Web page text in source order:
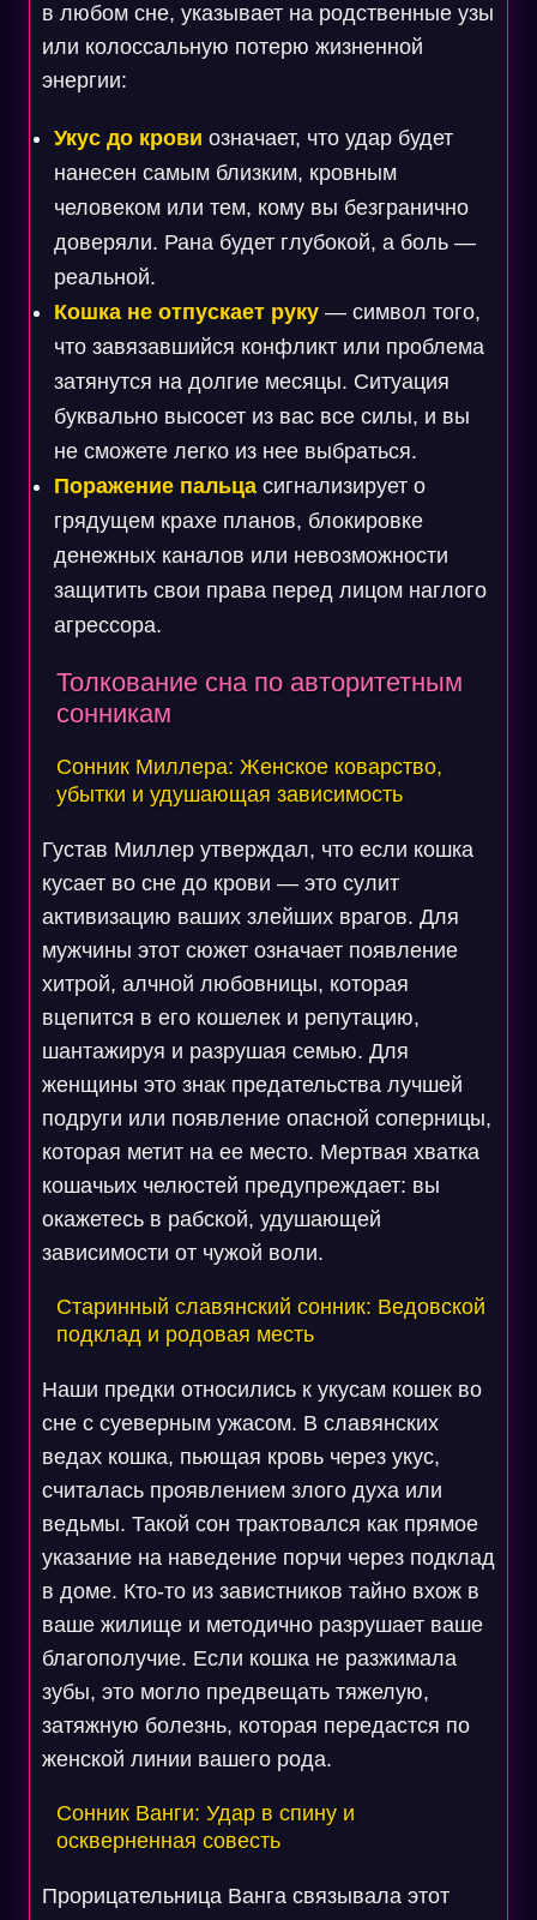
в любом сне, указывает на родственные узы
или колоссальную потерю жизненной
энергии:
Укус до крови означает, что удар будет
нанесен самым близким, кровным
человеком или тем, кому вы безгранично
доверяли. Рана будет глубокой, а боль —
реальной.
Кошка не отпускает руку— символ того,
что завязавшийся конфликт или проблема
затянутся на долгие месяцы. Ситуация
буквально высосет из вас все силы, и вы
не сможете легко из нее выбраться.
Поражение пальцасигнализирует о
грядущем крахе планов, блокировке
денежных каналов или невозможности
защитить свои права перед лицом наглого
агрессора.
Толкование сна по авторитетным
сонникам
Сонник Миллера: Женское коварство,
убытки и удушающая зависимость
Густав Миллер утверждал, что если кошка
кусает во сне до крови — это сулит
активизацию ваших злейших врагов. Для
мужчины этот сюжет означает появление
хитрой, алчной любовницы, которая
вцепится в его кошелек и репутацию,
шантажируя и разрушая семью. Для
женщины это знак предательства лучшей
подруги или появление опасной соперницы,
которая метит на ее место. Мертвая хватка
кошачьих челюстей предупреждает: вы
окажетесь в рабской, удушающей
зависимости от чужой воли.
Старинный славянский сонник: Ведовской
подклад и родовая месть
Наши предки относились к укусам кошек во
сне с суеверным ужасом. В славянских
ведах кошка, пьющая кровь через укус,
считалась проявлением злого духа или
ведьмы. Такой сон трактовался как прямое
указание на наведение порчи через подклад
в доме. Кто-то из завистников тайно вхож в
ваше жилище и методично разрушает ваше
благополучие. Если кошка не разжимала
зубы, это могло предвещать тяжелую,
затяжную болезнь, которая передастся по
женской линии вашего рода.
Сонник Ванги: Удар в спину и
оскверненная совесть
Прорицательница Ванга связывала этот